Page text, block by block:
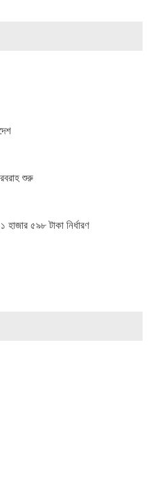
শুরু
৫৯৮ টাকা নির্ধারণ